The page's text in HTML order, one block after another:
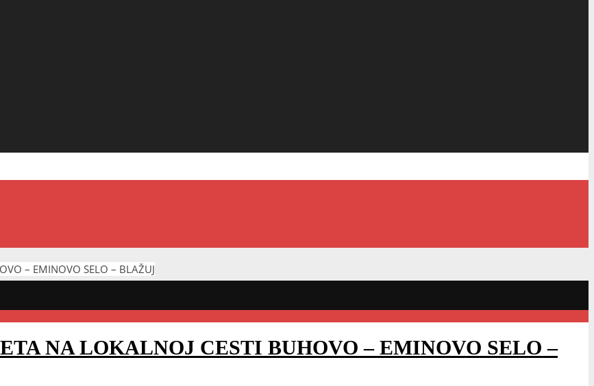
– EMINOVO SELO – BLAŽUJ
NA LOKALNOJ CESTI BUHOVO – EMINOVO SELO –